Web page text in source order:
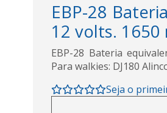
EBP-28
12 volts. 1650
EBP-28 Bateria
Para walkies: DJ180
Seja o